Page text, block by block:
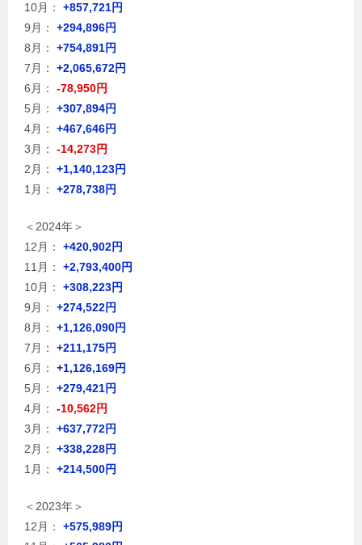
10月：
+857,721円
9月：
+294,896円
8月：
+754,891円
7月：
+2,065,672円
6月：
-78,950円
5月：
+307,894円
4月：
+467,646円
3月：
-14,273円
2月：
+1,140,123円
1月：
+278,738円
＜2024年＞
12月：
+420,902円
11月：
+2,793,400円
10月：
+308,223円
9月：
+274,522円
8月：
+1,126,090円
7月：
+211,175円
6月：
+1,126,169円
5月：
+279,421円
4月：
-10,562円
3月：
+637,772円
2月：
+338,228円
1月：
+214,500円
＜2023年＞
12月：
+575,989円